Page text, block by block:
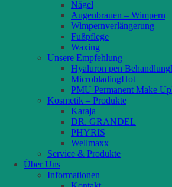
Nägel
Augenbrauen – Wimpern
Wimpernverlängerung
Fußpflege
Waxing
Unsere Empfehlung
Hyaluron pen Behandlung
Microblading
PMU Permanent Make Up
Kosmetik – Produkte
Karaja
DR. GRANDEL
PHYRIS
Wellmaxx
Service & Produkte
Über Uns
Informationen